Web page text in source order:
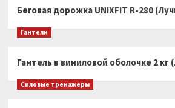
Беговая дорожка UNIXFIT R-280
Гантели
Гантель в виниловой оболочке 2 кг
Силовые тренажеры